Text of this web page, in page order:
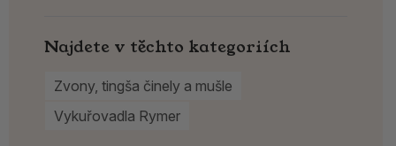
Najdete v těchto kategoriích
Zvony, tingša činely a mušle
Vykuřovadla Rymer